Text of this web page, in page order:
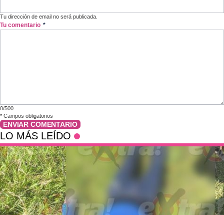
Tu dirección de email no será publicada.
Tu comentario *
0/500
* Campos obligatorios
ENVIAR COMENTARIO
LO MÁS LEÍDO